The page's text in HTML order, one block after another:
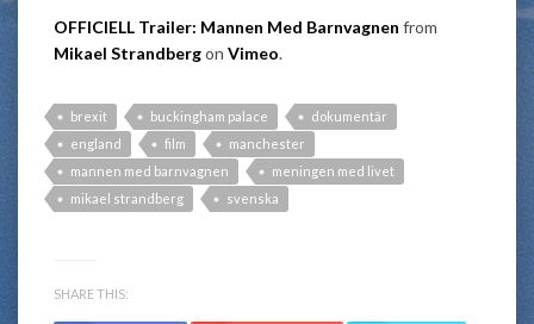
OFFICIELL Trailer: Mannen Med Barnvagnen from
Mikael Strandbergon Vimeo.
brexit buckingham palace
dokumentär
england
film
manchester
mannen med barnvagnen
meningen med livet
mikael strandberg
svenska
SHARE THIS: